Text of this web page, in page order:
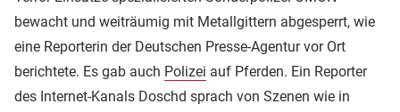
bewacht und weiträumig mit Metallgittern abgesperrt, wie
eine Reporterin der Deutschen Presse-Agentur vor Ort
berichtete. Es gab auch Polizei auf Pferden. Ein Reporter
des Internet-Kanals Doschd sprach von Szenen wie in